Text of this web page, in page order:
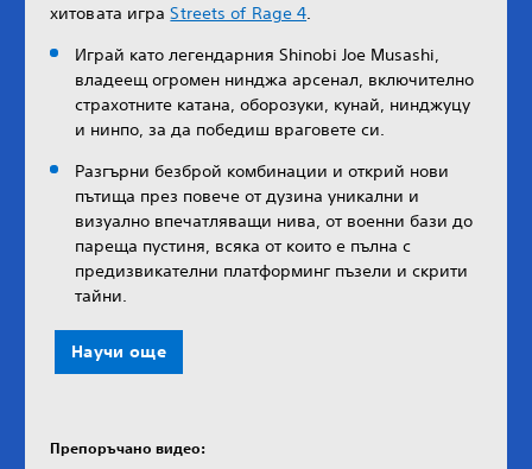
хитовата играStreets of Rage 4.
Играй като легендарния Shinobi Joe Musashi,
владеещ огромен нинджа арсенал, включително
страхотните катана, оборозуки, кунай, нинджуцу
и нинпо, за да победиш враговете си.
Разгърни безброй комбинации и открий нови
пътища през повече от дузина уникални и
визуално впечатляващи нива, от военни бази до
пареща пустиня, всяка от които е пълна с
предизвикателни платформинг пъзели и скрити
тайни.
Научи още
Препоръчано видео: